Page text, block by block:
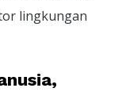
lingkungan